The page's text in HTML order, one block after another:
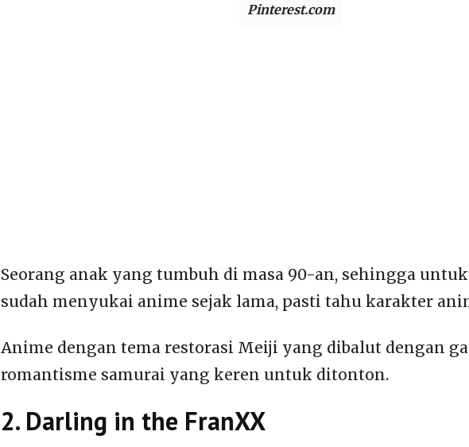
Pinterest.com
Seorang anak yang tumbuh di masa 90-an, sehingga
sudah menyukai anime sejak lama, pasti tahu karakter
Anime dengan tema restorasi Meiji yang dibalut dengan
romantisme samurai yang keren untuk ditonton.
2. Darling in the FranXX